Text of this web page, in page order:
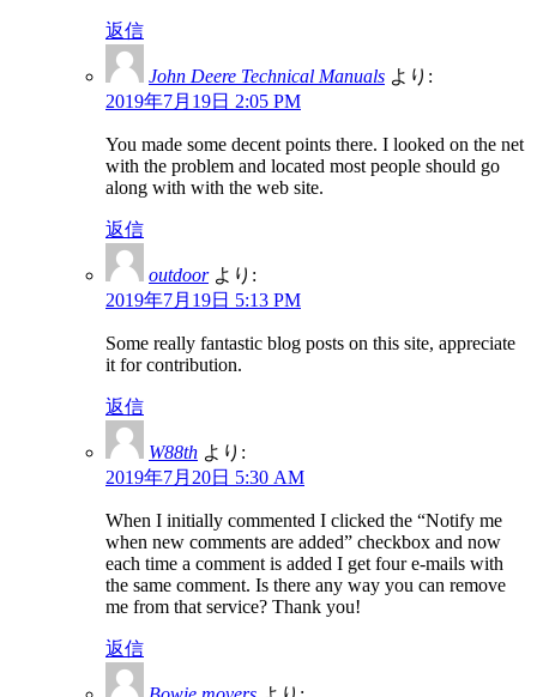
返信
John Deere Technical Manuals より:
2019年7月19日 2:05 PM
You made some decent points there. I looked on the net
with the problem and located most people should go
along with with the web site.
返信
outdoor より:
2019年7月19日 5:13 PM
Some really fantastic blog posts on this site, appreciate
it for contribution.
返信
W88th より:
2019年7月20日 5:30 AM
When I initially commented I clicked the “Notify me
when new comments are added” checkbox and now
each time a comment is added I get four e-mails with
the same comment. Is there any way you can remove
me from that service? Thank you!
返信